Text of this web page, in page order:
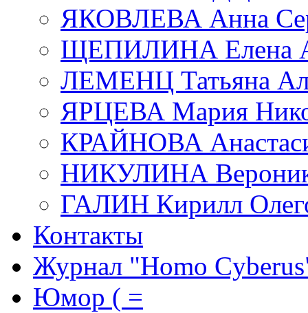
ЯКОВЛЕВА Анна
ЩЕПИЛИНА Елена
ЛЕМЕНЦ Татьяна
ЯРЦЕВА Мария
КРАЙНОВА
НИКУЛИНА
ГАЛИН Кирилл
Контакты
Журнал "Homo
Юмор ( =